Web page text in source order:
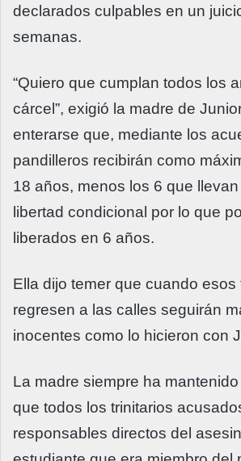
declarados culpables en un
semanas.
“Quiero que cumplan todos los
cárcel”, exigió la madre de
enterarse que, mediante los
pandilleros recibirán como
18 años, menos los 6 que
libertad condicional por lo que
liberados en 6 años.
Ella dijo temer que cuando esos
regresen a las calles seguirán
inocentes como lo hicieron con
La madre siempre ha
que todos los trinitarios
responsables directos del